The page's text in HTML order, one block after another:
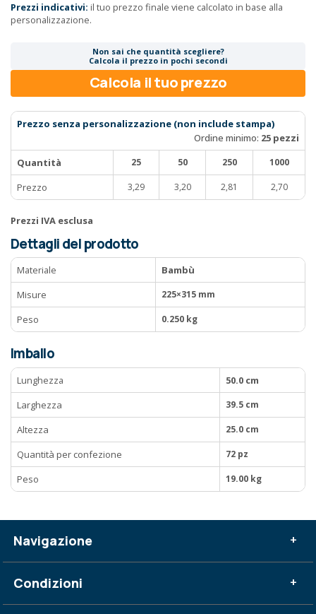
Prezzi indicativi: il tuo prezzo finale viene calcolato in base alla
personalizzazione.
Non sai che quantità scegliere?
Calcola il prezzo in pochi secondi
Calcola il tuo prezzo
Prezzo senza personalizzazione (non include stampa)
Ordine minimo: 25 pezzi
Quantità
25 50 250 1000
Prezzo 3,29 3,20 2,81 2,70
Prezzi IVA esclusa
Dettagli del prodotto
Materiale
Bambù
Misure
225×315 mm
Peso 0.250 kg
Imballo
Lunghezza
50.0 cm
Larghezza
39.5 cm
Altezza 25.0 cm
Quantità per confezione 72 pz
Peso 19.00 kg
Navigazione +
Condizioni +